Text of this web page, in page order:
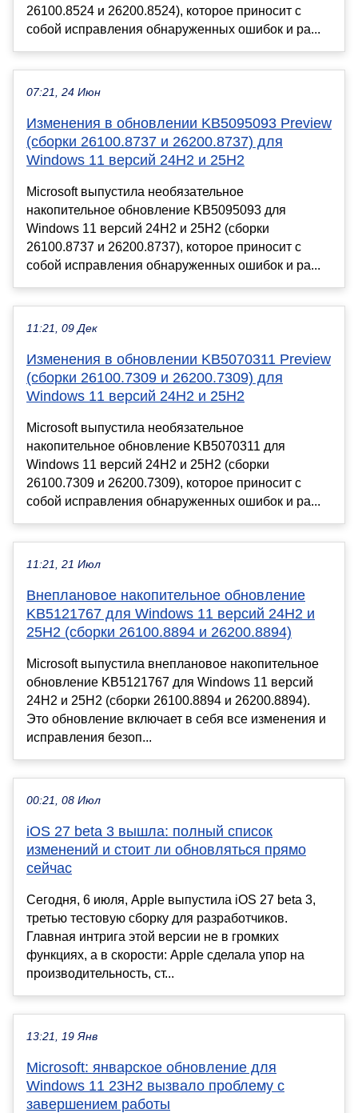
26100.8524 и 26200.8524), которое приносит с
собой исправления обнаруженных ошибок и ра...
07:21, 24 Июн
Изменения в обновлении KB5095093 Preview
(сборки 26100.8737 и 26200.8737) для
Windows 11 версий 24H2 и 25H2
Microsoft выпустила необязательное
накопительное обновление KB5095093 для
Windows 11 версий 24H2 и 25H2 (сборки
26100.8737 и 26200.8737), которое приносит с
собой исправления обнаруженных ошибок и ра...
11:21, 09 Дек
Изменения в обновлении KB5070311 Preview
(сборки 26100.7309 и 26200.7309) для
Windows 11 версий 24H2 и 25H2
Microsoft выпустила необязательное
накопительное обновление KB5070311 для
Windows 11 версий 24H2 и 25H2 (сборки
26100.7309 и 26200.7309), которое приносит с
собой исправления обнаруженных ошибок и ра...
11:21, 21 Июл
Внеплановое накопительное обновление
KB5121767 для Windows 11 версий 24H2 и
25H2 (сборки 26100.8894 и 26200.8894)
Microsoft выпустила внеплановое накопительное
обновление KB5121767 для Windows 11 версий
24H2 и 25H2 (сборки 26100.8894 и 26200.8894).
Это обновление включает в себя все изменения и
исправления безоп...
00:21, 08 Июл
iOS 27 beta 3 вышла: полный список
изменений и стоит ли обновляться прямо
сейчас
Сегодня, 6 июля, Apple выпустила iOS 27 beta 3,
третью тестовую сборку для разработчиков.
Главная интрига этой версии не в громких
функциях, а в скорости: Apple сделала упор на
производительность, ст...
13:21, 19 Янв
Microsoft: январское обновление для
Windows 11 23H2 вызвало проблему с
завершением работы